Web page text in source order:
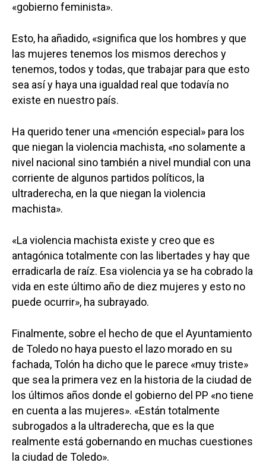
«gobierno feminista».
Esto, ha añadido, «significa que los hombres y que
las mujeres tenemos los mismos derechos y
tenemos, todos y todas, que trabajar para que esto
sea así y haya una igualdad real que todavía no
existe en nuestro país.
Ha querido tener una «mención especial» para los
que niegan la violencia machista, «no solamente a
nivel nacional sino también a nivel mundial con una
corriente de algunos partidos políticos, la
ultraderecha, en la que niegan la violencia
machista».
«La violencia machista existe y creo que es
antagónica totalmente con las libertades y hay que
erradicarla de raíz. Esa violencia ya se ha cobrado la
vida en este último año de diez mujeres y esto no
puede ocurrir», ha subrayado.
Finalmente, sobre el hecho de que el Ayuntamiento
de Toledo no haya puesto el lazo morado en su
fachada, Tolón ha dicho que le parece «muy triste»
que sea la primera vez en la historia de la ciudad de
los últimos años donde el gobierno del PP «no tiene
en cuenta a las mujeres». «Están totalmente
subrogados a la ultraderecha, que es la que
realmente está gobernando en muchas cuestiones
la ciudad de Toledo».